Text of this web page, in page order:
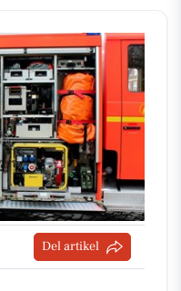
Del artikel